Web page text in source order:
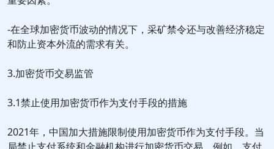
-在全球加密货币波动的情况下，采矿禁令还与改善经济稳定
和防止资本外流的需求有关。
3.加密货币交易监管
3.1禁止使用加密货币作为支付手段的措施
2021年，中国加大措施限制使用加密货币作为支付手段。当